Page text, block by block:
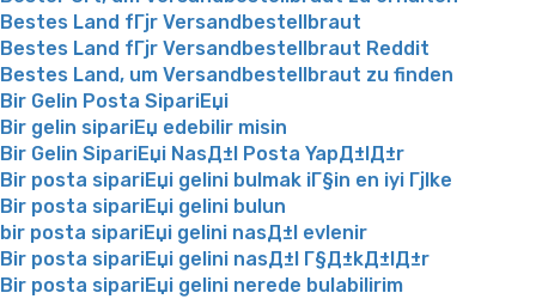
Bestes Land fГјr Versandbestellbraut
Bestes Land fГјr Versandbestellbraut Reddit
Bestes Land, um Versandbestellbraut zu finden
Bir Gelin Posta SipariЕџi
Bir gelin sipariЕџ edebilir misin
Bir Gelin SipariЕџi NasД±l Posta YapД±lД±r
Bir posta sipariЕџi gelini bulmak iГ§in en iyi Гјlke
Bir posta sipariЕџi gelini bulun
bir posta sipariЕџi gelini nasД±l evlenir
Bir posta sipariЕџi gelini nasД±l Г§Д±kД±lД±r
Bir posta sipariЕџi gelini nerede bulabilirim